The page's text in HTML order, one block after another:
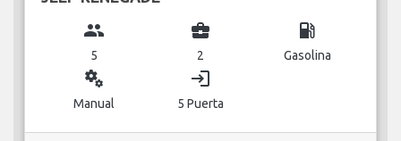
group
5
business_center
2
local_gas_station
Gasolina
miscellaneous_services
Manual
login
5 Puerta